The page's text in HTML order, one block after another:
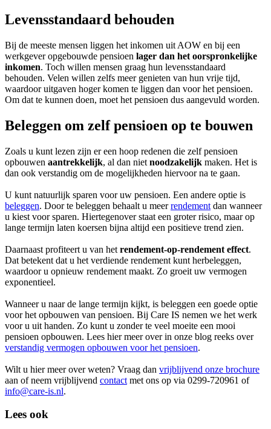
Levensstandaard behouden
Bij de meeste mensen liggen het inkomen uit AOW en bij een
werkgever opgebouwde pensioen lager dan het oorspronkelijke
inkomen. Toch willen mensen graag hun levensstandaard
behouden. Velen willen zelfs meer genieten van hun vrije tijd,
waardoor uitgaven hoger komen te liggen dan voor het pensioen.
Om dat te kunnen doen, moet het pensioen dus aangevuld worden.
Beleggen om zelf pensioen op te bouwen
Zoals u kunt lezen zijn er een hoop redenen die zelf pensioen
opbouwen aantrekkelijk, al dan niet noodzakelijk maken. Het is
dan ook verstandig om de mogelijkheden hiervoor na te gaan.
U kunt natuurlijk sparen voor uw pensioen. Een andere optie is
beleggen. Door te beleggen behaalt u meerrendement dan wanneer
u kiest voor sparen. Hiertegenover staat een groter risico, maar op
lange termijn laten koersen bijna altijd een positieve trend zien.
Daarnaast profiteert u van het rendement-op-rendement effect.
Dat betekent dat u het verdiende rendement kunt herbeleggen,
waardoor u opnieuw rendement maakt. Zo groeit uw vermogen
exponentieel.
Wanneer u naar de lange termijn kijkt, is beleggen een goede optie
voor het opbouwen van pensioen. Bij Care IS nemen we het werk
voor u uit handen. Zo kunt u zonder te veel moeite een mooi
pensioen opbouwen. Lees hier meer over in onze blog reeks over
verstandig vermogen opbouwen voor het pensioen.
Wilt u hier meer over weten? Vraag dan vrijblijvend onze brochure
aan of neem vrijblijvend contact met ons op via 0299-720961 of
info@care-is.nl.
Lees ook